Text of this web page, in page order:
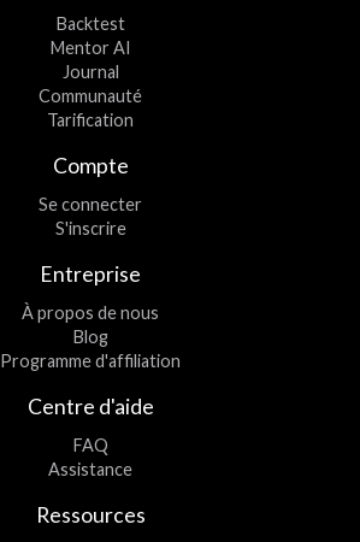
Backtest
Mentor AI
Journal
Communauté
Tarification
Compte
Se connecter
S'inscrire
Entreprise
À propos de nous
Blog
Programme d'affiliation
Centre d'aide
FAQ
Assistance
Ressources